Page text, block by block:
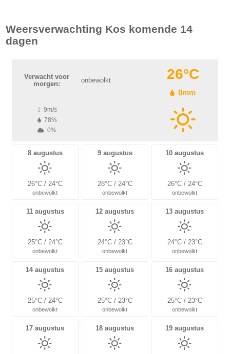
Weersverwachting Kos komende 14
dagen
Verwacht voor
morgen:
onbewolkt 26°C
0mm
9m/s
78%
0%
8 augustus
26°C / 24°C
onbewolkt
9 augustus
28°C / 24°C
onbewolkt
10 augustus
26°C / 24°C
onbewolkt
11 augustus
25°C / 24°C
onbewolkt
12 augustus
24°C / 23°C
onbewolkt
13 augustus
24°C / 23°C
onbewolkt
14 augustus
25°C / 24°C
onbewolkt
15 augustus
25°C / 23°C
onbewolkt
16 augustus
25°C / 23°C
onbewolkt
17 augustus 18 augustus 19 augustus